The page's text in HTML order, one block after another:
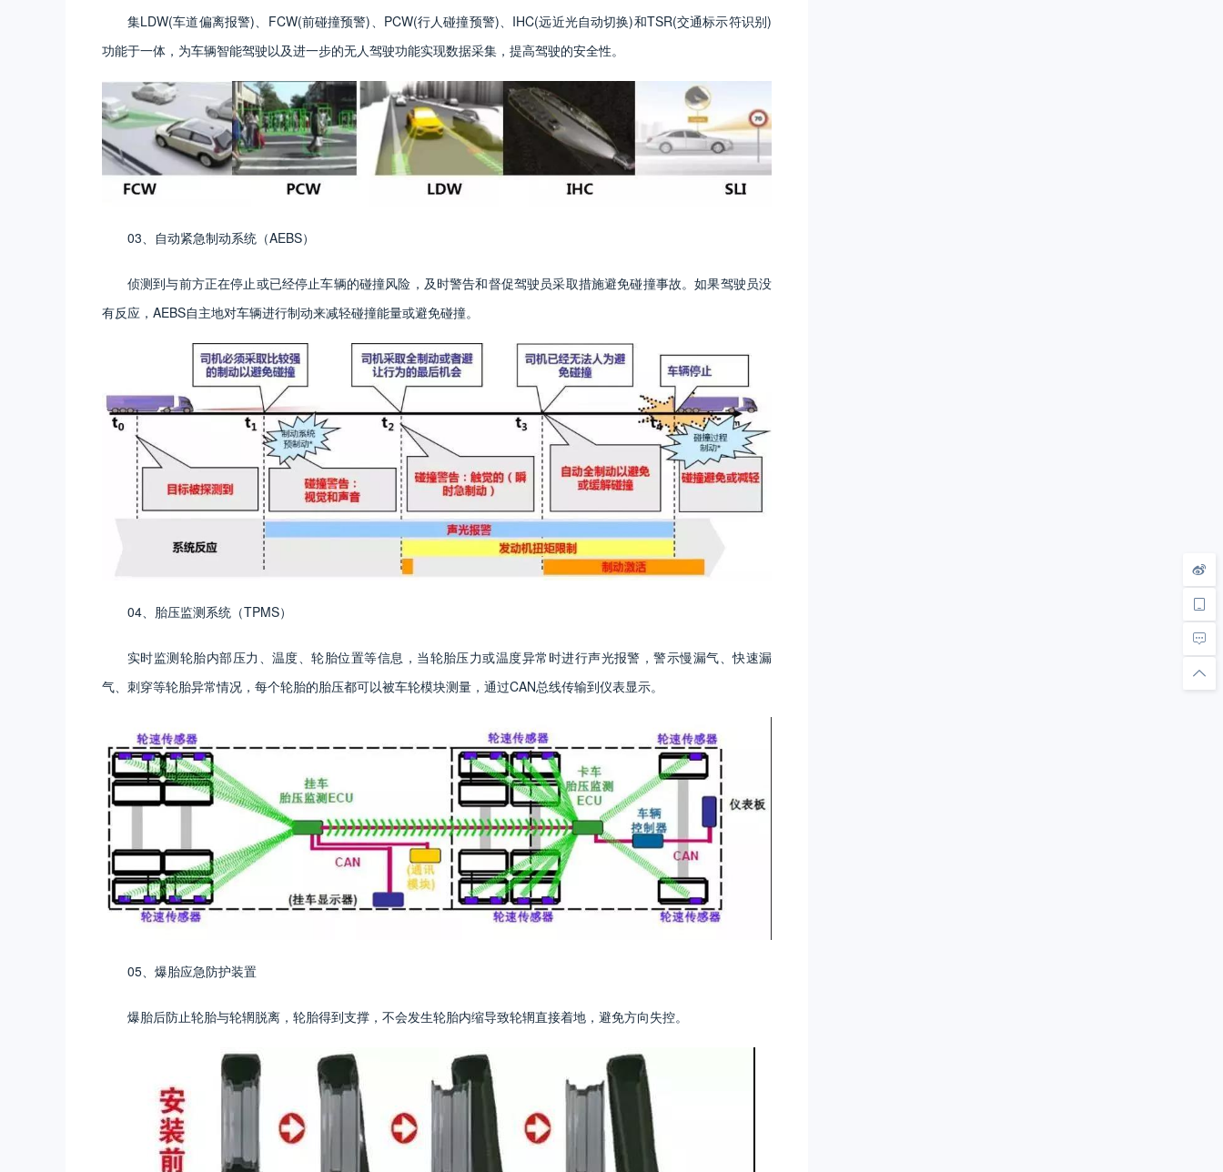
集LDW(车道偏离报警)、FCW(前碰撞预警)、PCW(行人碰撞预警)、IHC(远近光自动切换)和TSR(交通标示符识别)
功能于一体，为车辆智能驾驶以及进一步的无人驾驶功能实现数据采集，提高驾驶的安全性。
03、自动紧急制动系统（AEBS）
侦测到与前方正在停止或已经停止车辆的碰撞风险，及时警告和督促驾驶员采取措施避免碰撞事故。如果驾驶员没
有反应，AEBS自主地对车辆进行制动来减轻碰撞能量或避免碰撞。
04、胎压监测系统（TPMS）
实时监测轮胎内部压力、温度、轮胎位置等信息，当轮胎压力或温度异常时进行声光报警，警示慢漏气、快速漏
气、刺穿等轮胎异常情况，每个轮胎的胎压都可以被车轮模块测量，通过CAN总线传输到仪表显示。
05、爆胎应急防护装置
爆胎后防止轮胎与轮辋脱离，轮胎得到支撑，不会发生轮胎内缩导致轮辋直接着地，避免方向失控。